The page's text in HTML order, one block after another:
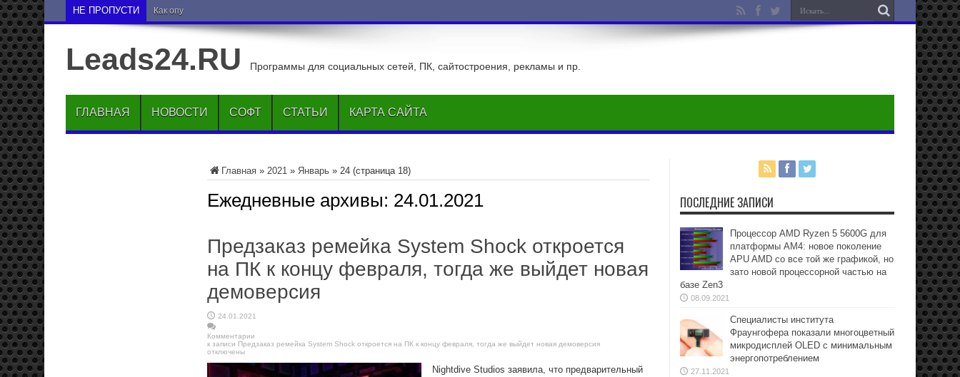
НЕ ПРОПУСТИ Как опустить друга на нижние поз
Leads24.RU Программы для социальных сетей, ПК, сайтостроения, рекламы и пр.
ГЛАВНАЯ НОВОСТИ СОФТ СТАТЬИ КАРТА САЙТА
Главная » 2021 » Январь » 24 (страница 18)
Ежедневные архивы: 24.01.2021
Предзаказ ремейка System Shock откроется
на ПК к концу февраля, тогда же выйдет новая
демоверсия
24.01.2021
Комментарии
к записи Предзаказ ремейка System Shock откроется на ПК к концу февраля, тогда же выйдет новая демоверсия
отключены
Nightdive Studios заявила, что предварительный
ПОСЛЕДНИЕ ЗАПИСИ
Процессор AMD Ryzen 5 5600G для
платформы АМ4: новое поколение
APU AMD со все той же графикой, но
зато новой процессорной частью на
базе Zen3
08.09.2021
Специалисты института
Фраунгофера показали многоцветный
микродисплей OLED с минимальным
энергопотреблением
27.11.2021